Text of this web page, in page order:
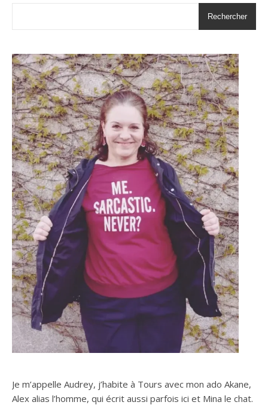
Rechercher
Je m’appelle Audrey, j’habite à Tours avec mon ado Akane,
Alex alias l’homme, qui écrit aussi parfois ici et Mina le chat.